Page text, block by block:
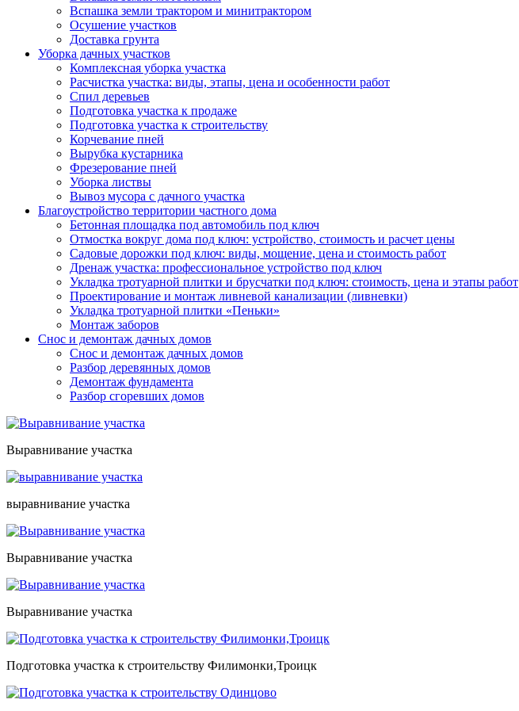
Вспашка земли трактором и минитрактором
Осушение участков
Доставка грунта
Уборка дачных участков
Комплексная уборка участка
Расчистка участка: виды, этапы, цена и особенности работ
Спил деревьев
Подготовка участка к продаже
Подготовка участка к строительству
Корчевание пней
Вырубка кустарника
Фрезерование пней
Уборка листвы
Вывоз мусора с дачного участка
Благоустройство территории частного дома
Бетонная площадка под автомобиль под ключ
Отмостка вокруг дома под ключ: устройство, стоимость и расчет цены
Садовые дорожки под ключ: виды, мощение, цена и стоимость работ
Дренаж участка: профессиональное устройство под ключ
Укладка тротуарной плитки и брусчатки под ключ: стоимость, цена и этапы работ
Проектирование и монтаж ливневой канализации (ливневки)
Укладка тротуарной плитки «Пеньки»
Монтаж заборов
Снос и демонтаж дачных домов
Снос и демонтаж дачных домов
Разбор деревянных домов
Демонтаж фундамента
Разбор сгоревших домов
Выравнивание участка
выравнивание участка
Выравнивание участка
Выравнивание участка
Подготовка участка к строительству Филимонки,Троицк